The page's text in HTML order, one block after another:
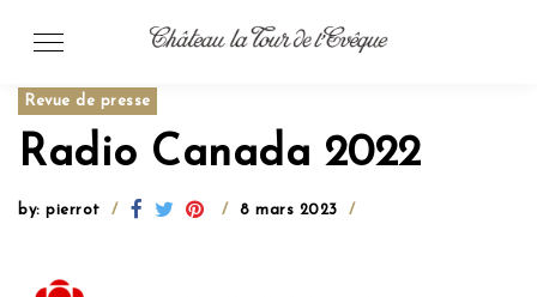
Revue de presse
Radio Canada 2022
by: pierrot 8 mars 2023